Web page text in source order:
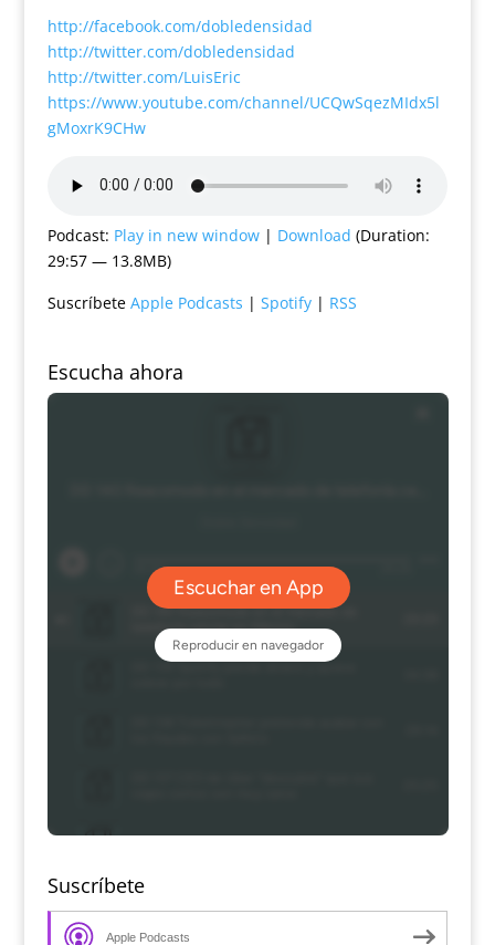
http://facebook.com/dobledensidad
http://twitter.com/dobledensidad
http://twitter.com/LuisEric
https://www.youtube.com/channel/UCQwSqezMIdx5l
gMoxrK9CHw
Podcast: Play in new window| Download (Duration:
29:57 — 13.8MB)
Suscríbete Apple Podcasts | Spotify| RSS
Escucha ahora
Suscríbete
Apple Podcasts